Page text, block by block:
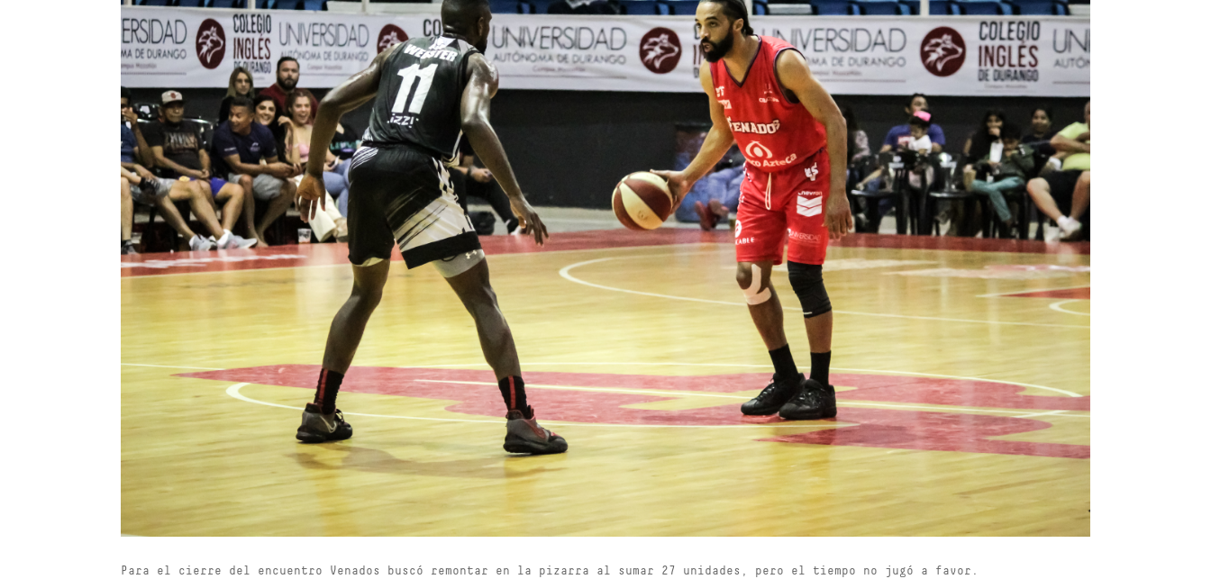
Para el cierre del encuentro Venados buscó remontar en la pizarra al sumar 27 unidades, pero el tiempo no jugó a favor.